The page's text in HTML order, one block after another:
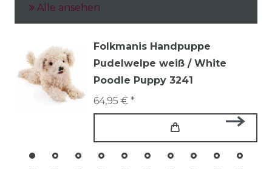
Alle ansehen
Folkmanis Handpuppe
Pudelwelpe weiß / White
Poodle Puppy 3241
64,95 € *